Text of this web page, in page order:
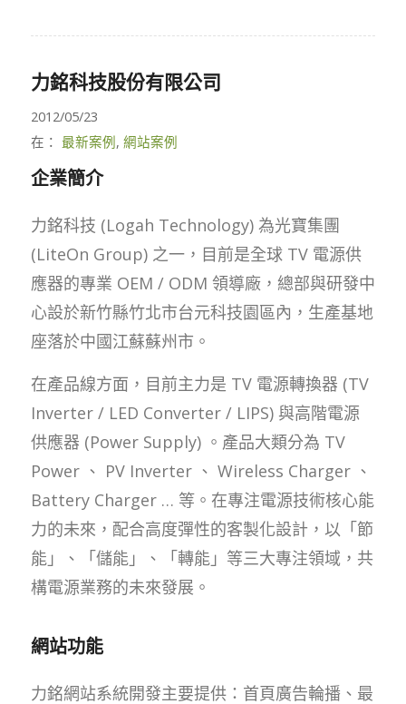
力銘科技股份有限公司
2012/05/23
在： 最新案例, 網站案例
企業簡介
力銘科技 (Logah Technology) 為光寶集團
(LiteOn Group) 之一，目前是全球 TV 電源供
應器的專業 OEM / ODM 領導廠，總部與研發中
心設於新竹縣竹北市台元科技園區內，生產基地
座落於中國江蘇蘇州市。
在產品線方面，目前主力是 TV 電源轉換器 (TV
Inverter / LED Converter / LIPS) 與高階電源
供應器 (Power Supply) 。產品大類分為 TV
Power 、 PV Inverter 、 Wireless Charger 、
Battery Charger … 等。在專注電源技術核心能
力的未來，配合高度彈性的客製化設計，以「節
能」、「儲能」、「轉能」等三大專注領域，共
構電源業務的未來發展。
網站功能
力銘網站系統開發主要提供：首頁廣告輪播、最